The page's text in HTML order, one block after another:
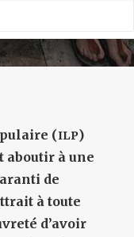
(ILP)
aboutir à une
de
à toute
d’avoir